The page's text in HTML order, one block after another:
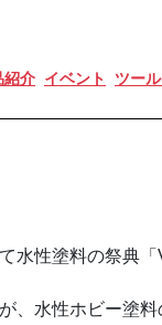
紹介 イベント ツー
水性塗料の祭典
、水性ホビー塗